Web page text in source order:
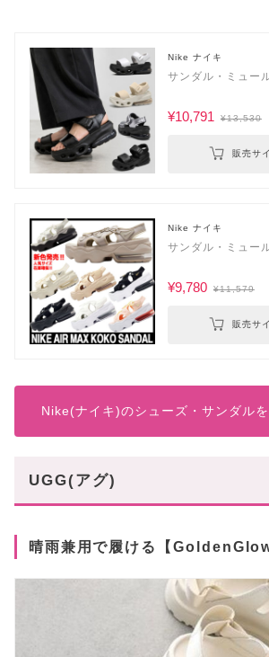
Nike ナイキ
サンダル・ミュー
¥10,791 ¥13,530
販売サ
Nike ナイキ
サンダル・ミュー
¥9,780 ¥11,579
販売サ
Nike(ナイキ)のシューズ・サンダル
UGG(アグ)
晴雨兼用で履ける【